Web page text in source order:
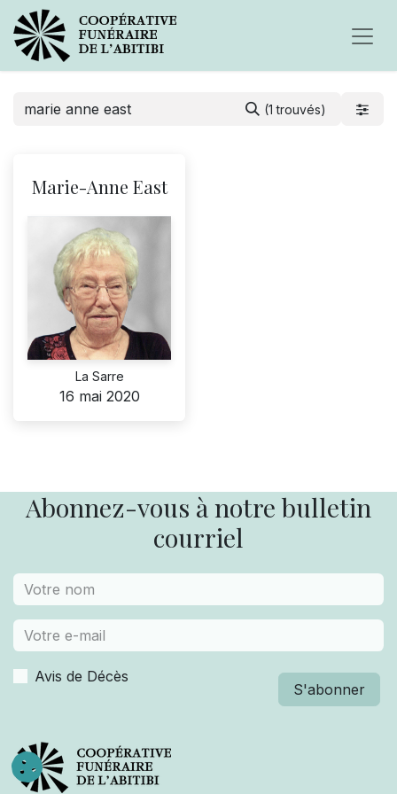
(1 trouvés)
Marie-Anne East
La Sarre
16 mai 2020
Abonnez-vous à notre bulletin
courriel
Avis de Décès
S'abonner